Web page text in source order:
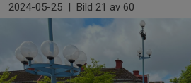
2024-05-25 | Bild 21 av 60